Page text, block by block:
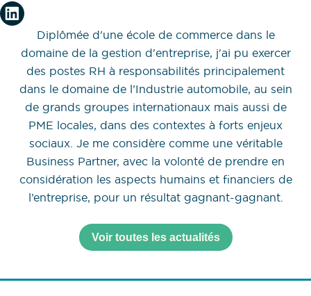
Diplômée d'une école de commerce dans le
domaine de la gestion d'entreprise, j'ai pu exercer
des postes RH à responsabilités principalement
dans le domaine de l’Industrie automobile, au sein
de grands groupes internationaux mais aussi de
PME locales, dans des contextes à forts enjeux
sociaux. Je me considère comme une véritable
Business Partner, avec la volonté de prendre en
considération les aspects humains et financiers de
l’entreprise, pour un résultat gagnant-gagnant.
Voir toutes les actualités